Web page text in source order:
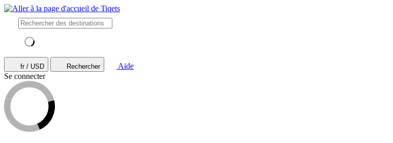
fr / USD Rechercher
Aide
Se connecter